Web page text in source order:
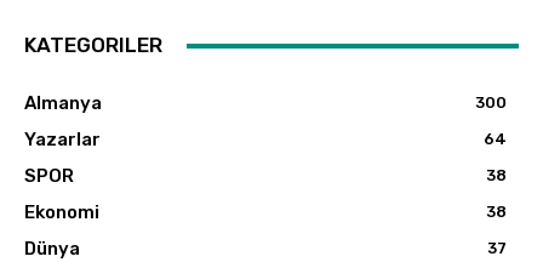
KATEGORILER
Almanya 300
Yazarlar 64
SPOR 38
Ekonomi 38
Dünya 37